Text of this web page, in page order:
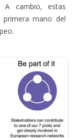
A cambio, estas
primera mano del